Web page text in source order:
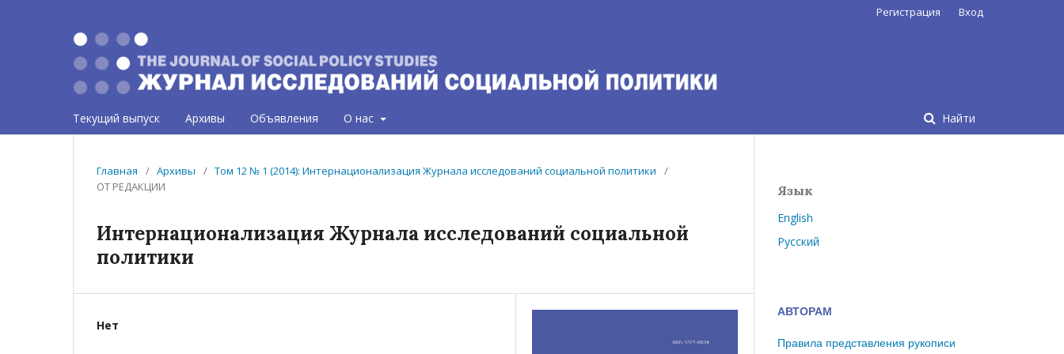
Текущий выпуск Архивы Объявления О нас Найти
Регистрация Вход
Главная / Архивы / Том 12 № 1 (2014): Интернационализация Журнала исследований социальной политики
/
ОТ РЕДАКЦИИ
Интернационализация Журнала исследований социальной
политики
Нет
Язык
English
Русский
АВТОРАМ
Правила представления рукописи